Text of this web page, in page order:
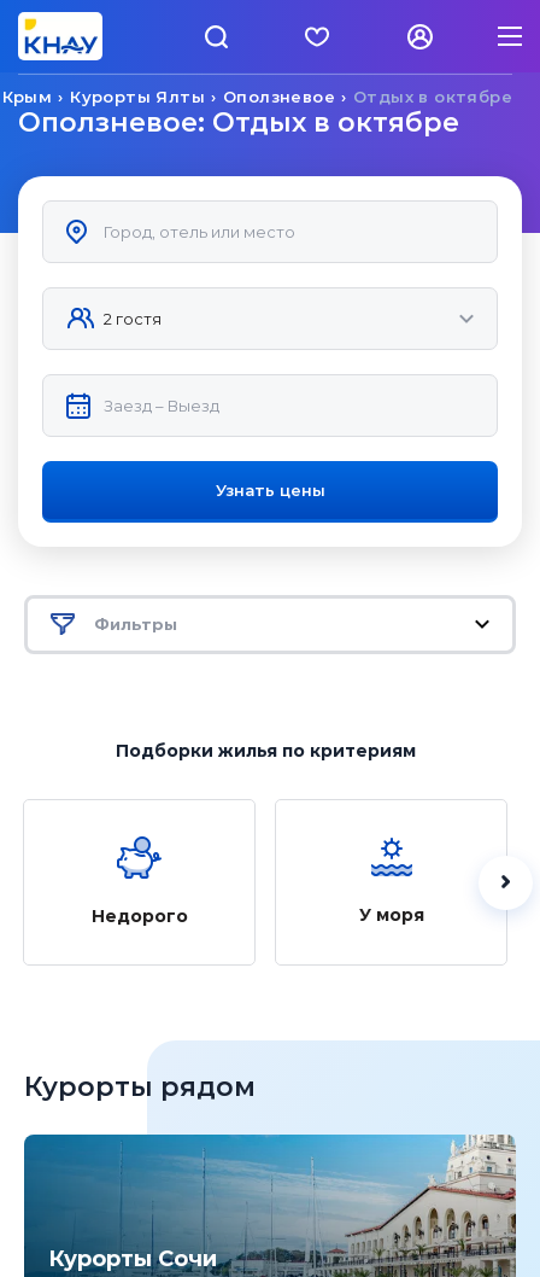
Отдых в октябре
Оползневое
Курорты Ялты
Крым
Оползневое: Отдых в октябре
Узнать цены
Фильтры
Подборки жильяпо критериям
Недорого У моря
Курорты рядом
Курорты Сочи